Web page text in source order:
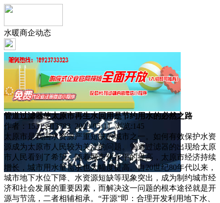
水暖商企动态
管道过滤器使太原市再生水回用是节约用水的必然之路
作者：15313913783 2023-05-11 浏览:145
太原市是我国水资源严重短缺的城市之一。如何有效保护水资
源成为太原市人民较为关注的问题。管道过滤器的出现给太原
市人民看到了希望。随着城市化水平的提高，太原市经济持续
增长，城市用水量需求也大幅度提高。自20世纪80年代以来，
城市地下水位下降、水资源短缺等现象突出，成为制约城市经
济和社会发展的重要因素，而解决这一问题的根本途径就是开
源与节流，二者相辅相承。“开源”即：合理开发利用地下水、